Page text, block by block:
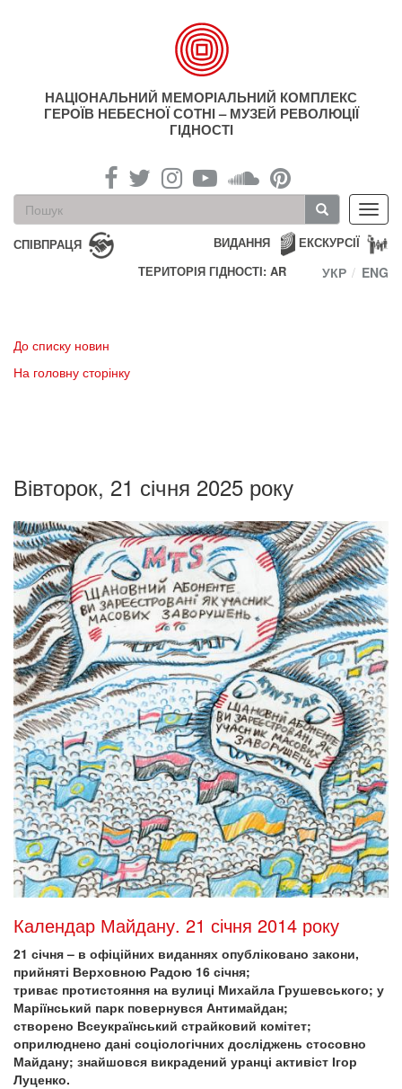
НАЦІОНАЛЬНИЙ МЕМОРІАЛЬНИЙ КОМПЛЕКС
ГЕРОЇВ НЕБЕСНОЇ СОТНІ – МУЗЕЙ РЕВОЛЮЦІЇ
ГІДНОСТІ
Пошукова
форма
Пошук
СПІВПРАЦЯ ЕКСКУРСІЇ
ВИДАННЯ
ТЕРИТОРІЯ ГІДНОСТІ: AR
УКР ENG
До списку новин
На головну сторінку
Вівторок, 21 січня 2025 року
Календар Майдану. 21 січня 2014 року
21 січня – в офіційних виданнях опубліковано закони,
прийняті Верховною Радою 16 січня;
триває протистояння на вулиці Михайла Грушевського; у
Маріїнський парк повернувся Антимайдан;
створено Всеукраїнський страйковий комітет;
оприлюднено дані соціологічних досліджень стосовно
Майдану; знайшовся викрадений уранці активіст Ігор
Луценко.